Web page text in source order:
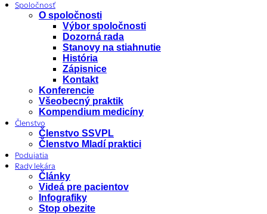
Spoločnosť
O spoločnosti
Výbor spoločnosti
Dozorná rada
Stanovy na stiahnutie
História
Zápisnice
Kontakt
Konferencie
Všeobecný praktik
Kompendium medicíny
Členstvo
Členstvo SSVPL
Členstvo Mladí praktici
Podujatia
Rady lekára
Články
Videá pre pacientov
Infografiky
Stop obezite